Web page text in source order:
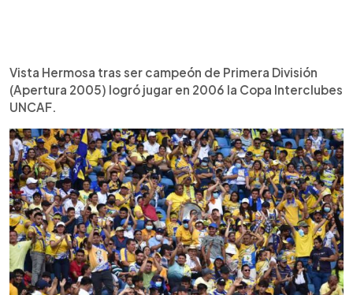
Vista Hermosa tras ser campeón de Primera División
(Apertura 2005) logró jugar en 2006 la Copa Interclubes
UNCAF.